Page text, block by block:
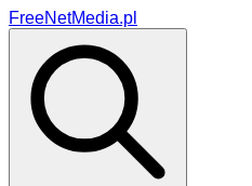
FreeNetMedia.pl